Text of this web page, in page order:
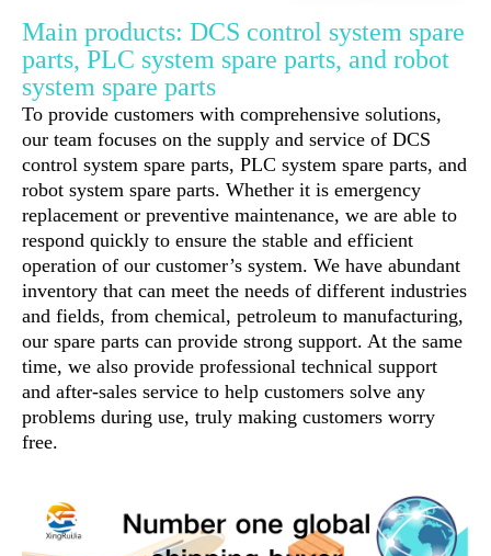
Main products: DCS control system spare
parts, PLC system spare parts, and robot
system spare parts
To provide customers with comprehensive solutions,
our team focuses on the supply and service of DCS
control system spare parts, PLC system spare parts, and
robot system spare parts. Whether it is emergency
replacement or preventive maintenance, we are able to
respond quickly to ensure the stable and efficient
operation of our customer’s system. We have abundant
inventory that can meet the needs of different industries
and fields, from chemical, petroleum to manufacturing,
our spare parts can provide strong support. At the same
time, we also provide professional technical support
and after-sales service to help customers solve any
problems during use, truly making customers worry
free.